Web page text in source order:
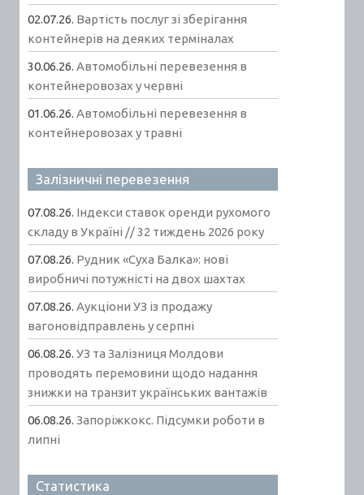
02.07.26. Вартість послуг зі зберігання
контейнерів на деяких терміналах
30.06.26. Автомобільні перевезення в
контейнеровозах у червні
01.06.26. Автомобільні перевезення в
контейнеровозах у травні
Залізничні перевезення
07.08.26. Індекси ставок оренди рухомого
складу в Україні // 32 тиждень 2026 року
07.08.26. Рудник «Суха Балка»: нові
виробничі потужністі на двох шахтах
07.08.26. Аукціони УЗ із продажу
вагоновідправлень у серпні
06.08.26. УЗ та Залізниця Молдови
проводять перемовини щодо надання
знижки на транзит українських вантажів
06.08.26. Запоріжкокс. Підсумки роботи в
липні
Статистика